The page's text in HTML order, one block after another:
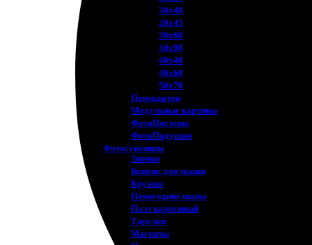
30х40
20х45
30х60
30х90
40х40
40х60
50х70
Пенокартон
Модульные картины
ФотоПостеры
ФотоПодушки
Фотоcувениры
Значки
Коврик для мыши
Кружки
Новогодние шары
Пазл картонный
Тарелки
Магниты